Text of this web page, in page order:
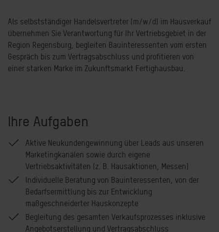
Als selbstständiger Handelsvertreter (m/w/d) im Hausverkauf
übernehmen Sie Verantwortung für Ihr Vertriebsgebiet in der
Region Regensburg, begleiten Bauinteressenten vom ersten
Gespräch bis zum Vertragsabschluss und profitieren von
einer starken Marke im Zukunftsmarkt Fertighausbau.
Ihre Aufgaben
Aktive Neukundengewinnung über Leads aus unseren
Marketingkanälen sowie durch eigene
Vertriebsaktivitäten (z. B. Hausaktionen, Messen)
Individuelle Beratung von Bauinteressenten, von der
Bedarfsermittlung bis zur Entwicklung
maßgeschneiderter Hauskonzepte
Begleitung des gesamten Verkaufsprozesses inklusive
Angebotserstellung und Vertragsabschluss